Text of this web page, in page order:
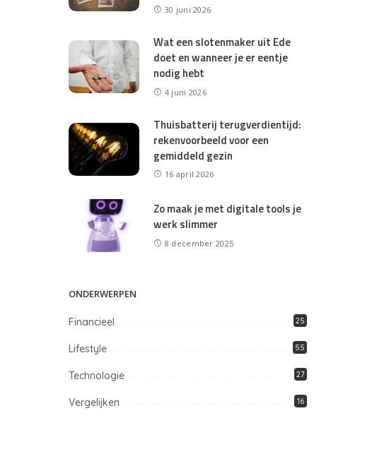
30 juni 2026
Wat een slotenmaker uit Ede
doet en wanneer je er eentje
nodig hebt
4 juni 2026
Thuisbatterij terugverdientijd:
rekenvoorbeeld voor een
gemiddeld gezin
16 april 2026
Zo maak je met digitale tools je
werk slimmer
8 december 2025
ONDERWERPEN
Financieel 25
Lifestyle 55
Technologie 27
Vergelijken 16